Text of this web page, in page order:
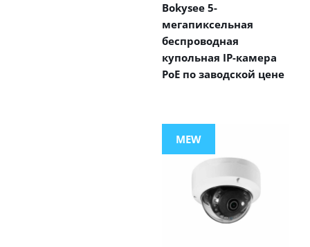
Bokysee 5-
мегапиксельная
беспроводная
купольная IP-камера
PoE по заводской цене
MEW